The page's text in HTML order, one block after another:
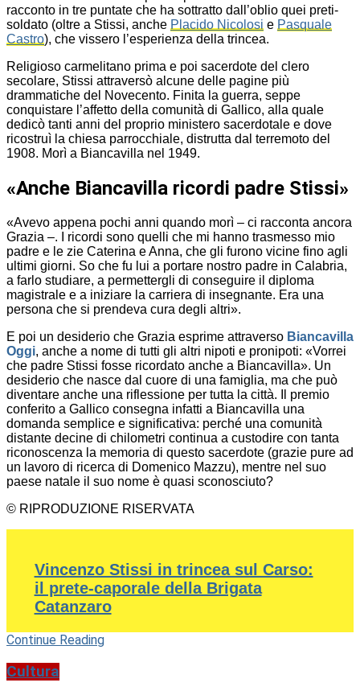
racconto in tre puntate che ha sottratto dall’oblio quei preti-
soldato (oltre a Stissi, anche Placido Nicolosi e Pasquale
Castro), che vissero l’esperienza della trincea.
Religioso carmelitano prima e poi sacerdote del clero
secolare, Stissi attraversò alcune delle pagine più
drammatiche del Novecento. Finita la guerra, seppe
conquistare l’affetto della comunità di Gallico, alla quale
dedicò tanti anni del proprio ministero sacerdotale e dove
ricostruì la chiesa parrocchiale, distrutta dal terremoto del
1908. Morì a Biancavilla nel 1949.
«Anche Biancavilla ricordi padre Stissi»
«Avevo appena pochi anni quando morì – ci racconta ancora
Grazia –. I ricordi sono quelli che mi hanno trasmesso mio
padre e le zie Caterina e Anna, che gli furono vicine fino agli
ultimi giorni. So che fu lui a portare nostro padre in Calabria,
a farlo studiare, a permettergli di conseguire il diploma
magistrale e a iniziare la carriera di insegnante. Era una
persona che si prendeva cura degli altri».
E poi un desiderio che Grazia esprime attraverso Biancavilla
Oggi, anche a nome di tutti gli altri nipoti e pronipoti: «Vorrei
che padre Stissi fosse ricordato anche a Biancavilla». Un
desiderio che nasce dal cuore di una famiglia, ma che può
diventare anche una riflessione per tutta la città. Il premio
conferito a Gallico consegna infatti a Biancavilla una
domanda semplice e significativa: perché una comunità
distante decine di chilometri continua a custodire con tanta
riconoscenza la memoria di questo sacerdote (grazie pure ad
un lavoro di ricerca di Domenico Mazzu), mentre nel suo
paese natale il suo nome è quasi sconosciuto?
© RIPRODUZIONE RISERVATA
Vincenzo Stissi in trincea sul Carso:
il prete-caporale della Brigata
Catanzaro
Continue Reading
Cultura